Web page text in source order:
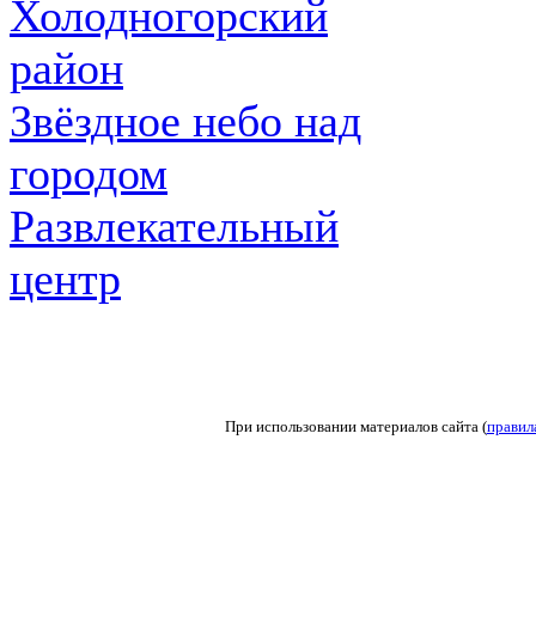
Холодногорский
район
Звёздное небо над
городом
Развлекательный
центр
При использовании материалов сайта (